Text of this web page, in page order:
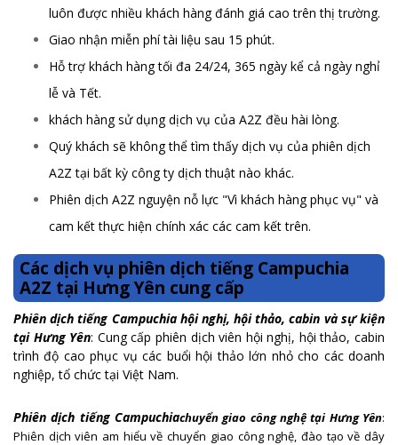
luôn được nhiều khách hàng đánh giá cao trên thị trường.
Giao nhận miễn phí tài liệu sau 15 phút.
Hỗ trợ khách hàng tối đa 24/24, 365 ngày kể cả ngày nghỉ
lễ và Tết.
khách hàng sử dụng dịch vụ của A2Z đều hài lòng.
Quý khách sẽ không thể tìm thấy dịch vụ của phiên dịch
A2Z tại bất kỳ công ty dịch thuật nào khác.
Phiên dịch A2Z nguyện nỗ lực "Vì khách hàng phục vụ" và
cam kết thực hiện chính xác các cam kết trên.
Các dịch vụ phiên dịch tiếng Campuchia
A2Z tại Hưng Yên cung cấp
Phiên dịch tiếng Campuchia hội nghị, hội thảo, cabin và sự kiện
tại Hưng Yên: Cung cấp phiên dịch viên hội nghị, hội thảo, cabin
trình độ cao phục vụ các buổi hội thảo lớn nhỏ cho các doanh
nghiệp, tổ chức tại Việt Nam.
Phiên dịch tiếng Campuchiachuyển giao công nghệtại Hưng Yên:
Phiên dịch viên am hiểu về chuyển giao công nghệ, đào tạo về dây